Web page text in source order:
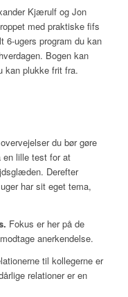
Kjærulf og Jon
med praktiske fifs
6-ugers program du kan
Bogen kan
kan plukke frit fra.
du bør gøre
en lille test for at
Derefter
har sit eget tema,
Fokus er her på de
anerkendelse.
til kollegerne er
relationer er en